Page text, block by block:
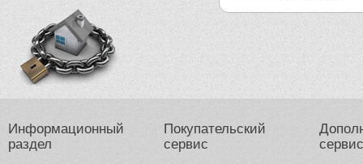
Информационный
раздел
Покупательский
сервис
сервис